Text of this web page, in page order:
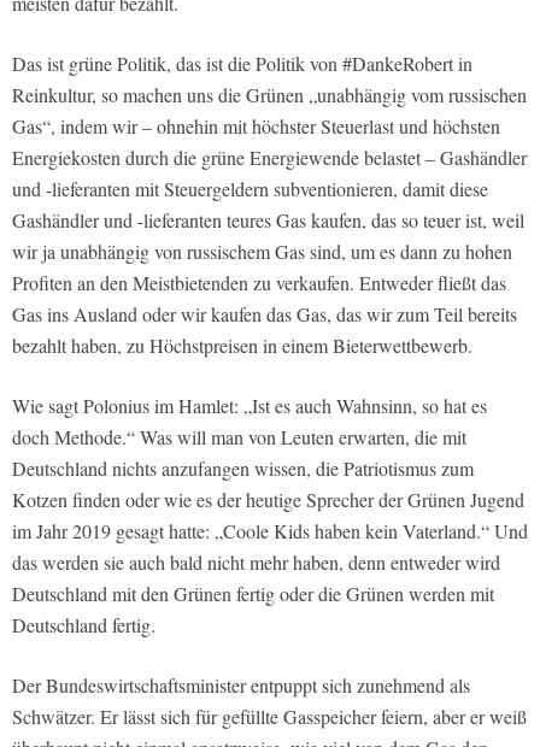
Das ist grüne Politik, das ist die Politik von #DankeRobert in
Reinkultur, so machen uns die Grünen „unabhängig vom russischen
Gas“, indem wir – ohnehin mit höchster Steuerlast und höchsten
Energiekosten durch die grüne Energiewende belastet – Gashändler
und -lieferanten mit Steuergeldern subventionieren, damit diese
Gashändler und -lieferanten teures Gas kaufen, das so teuer ist, weil
wir ja unabhängig von russischem Gas sind, um es dann zu hohen
Profiten an den Meistbietenden zu verkaufen. Entweder fließt das
Gas ins Ausland oder wir kaufen das Gas, das wir zum Teil bereits
bezahlt haben, zu Höchstpreisen in einem Bieterwettbewerb.
Wie sagt Polonius im Hamlet: „Ist es auch Wahnsinn, so hat es
doch Methode.“ Was will man von Leuten erwarten, die mit
Deutschland nichts anzufangen wissen, die Patriotismus zum
Kotzen finden oder wie es der heutige Sprecher der Grünen Jugend
im Jahr 2019 gesagt hatte: „Coole Kids haben kein Vaterland.“ Und
das werden sie auch bald nicht mehr haben, denn entweder wird
Deutschland mit den Grünen fertig oder die Grünen werden mit
Deutschland fertig.
Der Bundeswirtschaftsminister entpuppt sich zunehmend als
Schwätzer. Er lässt sich für gefüllte Gasspeicher feiern, aber er weiß